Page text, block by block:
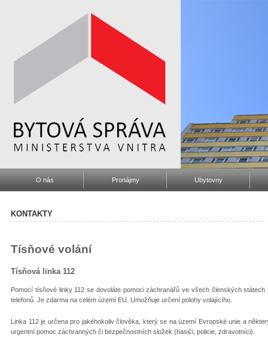
O nás Pronájmy Ubytovny
KONTAKTY
Tísňové volání
Tísňová linka 112
Pomocí tísňové linky 112 se dovoláte pomoci záchranářů ve všech členských
telefonů. Je zdarma na celém území EU. Umožňuje určení polohy volajícího.
Linka 112 je určena pro jakéhokoliv člověka, který se na území Evropské unie a
urgentní pomoc záchranných či bezpečnostních složek (hasiči, policie, zdravotníci).